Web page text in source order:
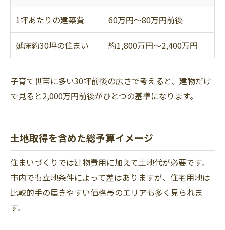
1坪あたりの建築費 60万円～80万円前後
延床約30坪の住まい 約1,800万円～2,400万円
子育て世帯に多い30坪前後の広さで考えると、建物だけ
で見ると2,000万円前後がひとつの基準になります。
土地取得を含めた総予算イメージ
住まいづくりでは建物費用に加えて土地代が必要です。
市内でも立地条件によって差はありますが、住宅用地は
比較的手の届きやすい価格帯のエリアも多く見られま
す。